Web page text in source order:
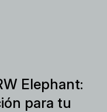
Elephant:
para tu